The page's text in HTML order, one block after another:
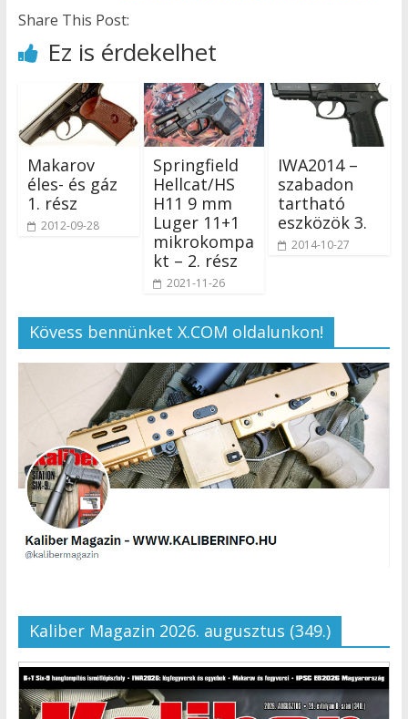
Share This Post:
Ez is érdekelhet
Makarov
éles- és gáz
1. rész
2012-09-28
Springfield
Hellcat/HS
H11 9 mm
Luger 11+1
mikrokompa
kt – 2. rész
2021-11-26
IWA2014 –
szabadon
tartható
eszközök 3.
2014-10-27
Kövess bennünket X.COM oldalunkon!
Kaliber Magazin 2026. augusztus (349.)